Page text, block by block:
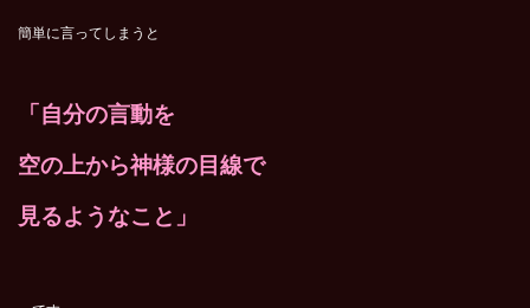
簡単に言ってしまうと
「自分の言動を
空の上から神様の目線で
見るようなこと」